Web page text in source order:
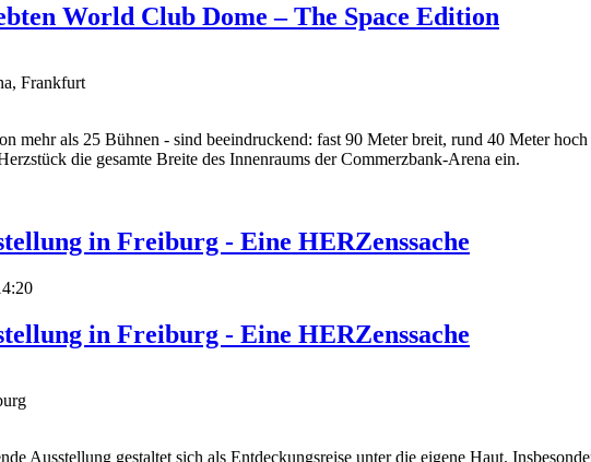
World Club Dome – The Space Edition
Frankfurt
mehr als 25 Bühnen - sind beeindruckend: fast 90 Meter breit, rund 40 Meter
die gesamte Breite des Innenraums der Commerzbank-Arena ein.
in Freiburg - Eine HERZenssache
in Freiburg - Eine HERZenssache
Ausstellung gestaltet sich als Entdeckungsreise unter die eigene Haut.